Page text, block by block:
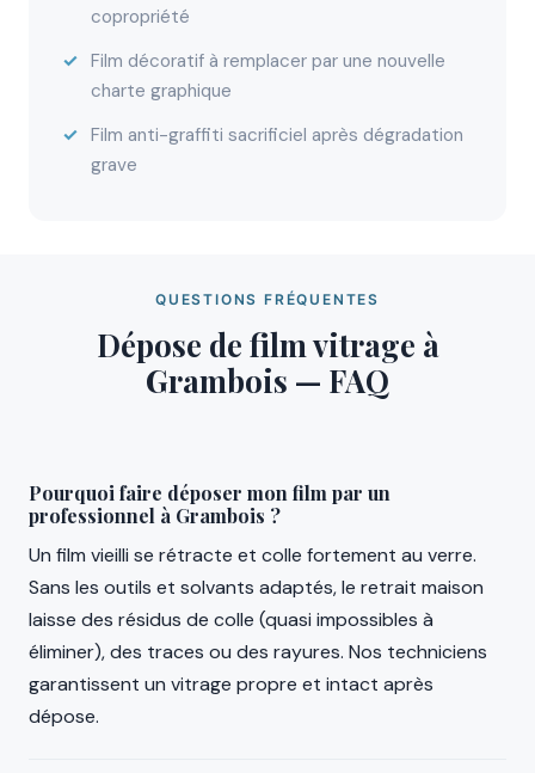
copropriété
Film décoratif à remplacer par une nouvelle
charte graphique
Film anti-graffiti sacrificiel après dégradation
grave
QUESTIONS FRÉQUENTES
Dépose de film vitrage à
Grambois — FAQ
Pourquoi faire déposer mon film par un
professionnel à Grambois ?
Un film vieilli se rétracte et colle fortement au verre.
Sans les outils et solvants adaptés, le retrait maison
laisse des résidus de colle (quasi impossibles à
éliminer), des traces ou des rayures. Nos techniciens
garantissent un vitrage propre et intact après
dépose.